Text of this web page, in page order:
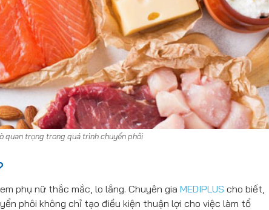
quan trọng trong quá trình chuyển phôi
phụ nữ thắc mắc, lo lắng. Chuyên gia MEDIPLUS cho biết,
phôi không chỉ tạo điều kiện thuận lợi cho việc làm tổ